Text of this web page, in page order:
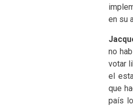
en su
no
votar
el
que
país